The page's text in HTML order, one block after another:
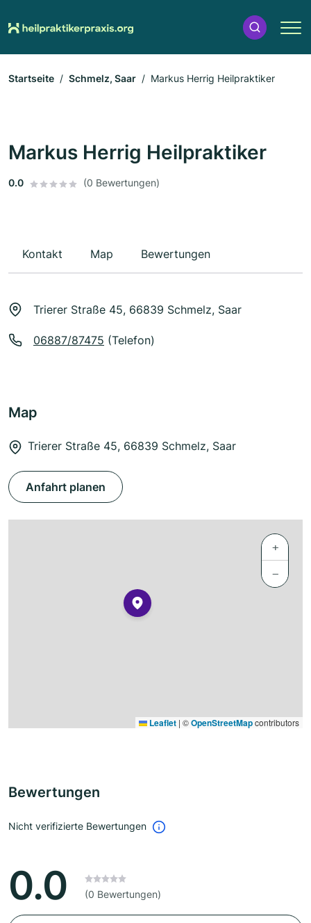
Startseite Schmelz, Saar Markus Herrig Heilpraktiker
Markus Herrig Heilpraktiker
0.0 (0 Bewertungen)
Kontakt Map Bewertungen
Trierer Straße 45, 66839 Schmelz, Saar
06887/87475 (Telefon)
Map
Trierer Straße 45, 66839 Schmelz, Saar
Anfahrt planen
+
−
Leaflet | ©OpenStreetMapcontributors
Bewertungen
Nicht verifizierte Bewertungen
0.0 (0 Bewertungen)